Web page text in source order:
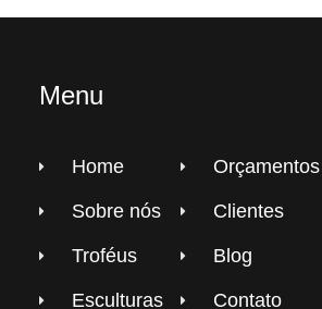
Menu
Home
Sobre nós
Troféus
Esculturas
Orçamentos
Clientes
Blog
Contato